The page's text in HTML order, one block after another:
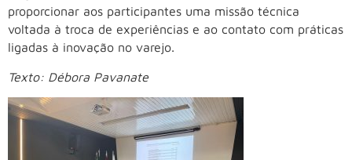
proporcionar aos participantes uma missão técnica
voltada à troca de experiências e ao contato com práticas
ligadas à inovação no varejo.
Texto: Débora Pavanate